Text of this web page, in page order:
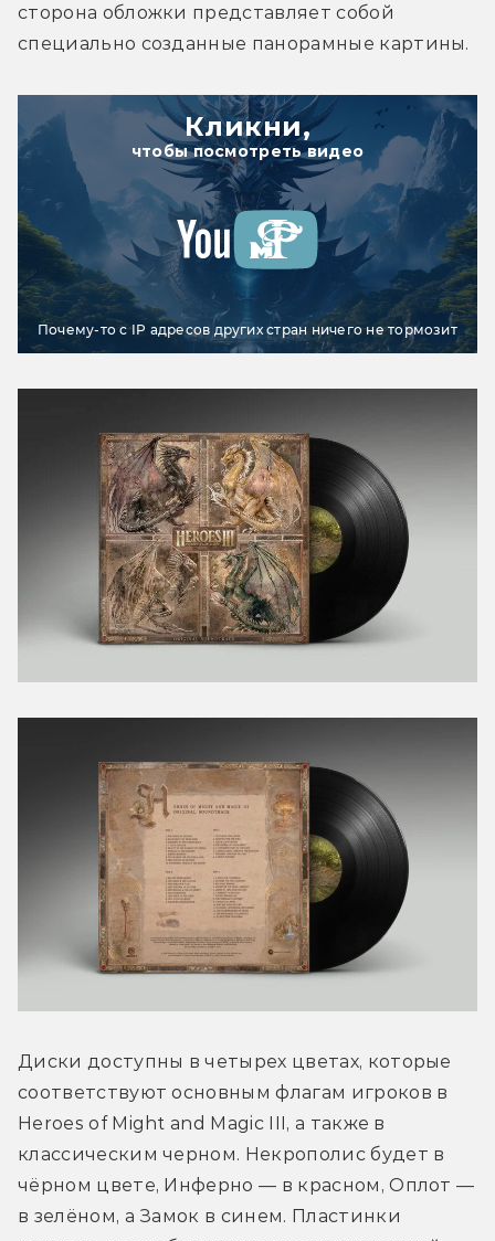
сторона обложки представляет собой
специально созданные панорамные картины.
Кликни,
чтобы посмотреть видео
Почему-то с IP адресов других стран ничего не тормозит
Диски доступны в четырех цветах, которые
соответствуют основным флагам игроков в
Heroes of Might and Magic III, а также в
классическим черном. Некрополис будет в
чёрном цвете, Инферно — в красном, Оплот —
в зелёном, а Замок в синем. Пластинки